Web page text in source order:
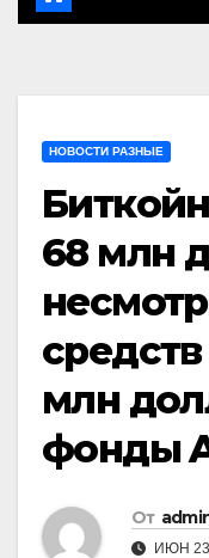
НОВОСТИ РАЗНЫЕ
68 млн
средств
млн
фонды
От
ИЮН